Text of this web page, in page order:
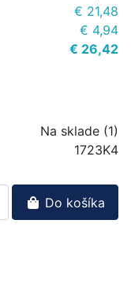
€ 21,48
€ 4,94
€ 26,42
Na sklade (1)
1723K4
Do košíka